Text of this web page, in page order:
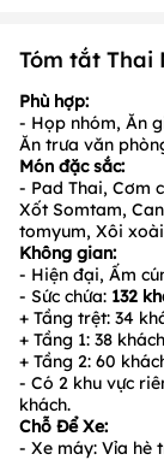
Tóm tắt Thai
Phù hợp:
- Họp nhóm, Ăn
Ăn trưa văn
Món đặc sắc:
- Pad Thai, Cơm
Xốt Somtam,
tomyum, Xôi
Không gian:
- Hiện đại, Ấm
- Sức chứa: 132
+ Tầng trệt: 34
+ Tầng 1: 38 khách
+ Tầng 2: 60
- Có 2 khu vực
khách.
Chỗ Để Xe:
- Xe máy: Vỉa hè